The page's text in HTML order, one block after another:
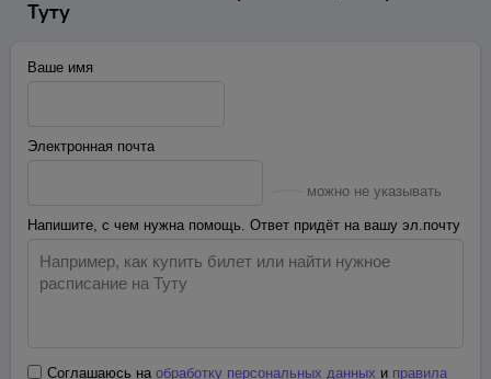
Туту
Ваше имя
Электронная почта
можно не указывать
Напишите, с чем нужна помощь. Ответ придёт на вашу эл.почту
Соглашаюсь на обработку персональных данных и правила